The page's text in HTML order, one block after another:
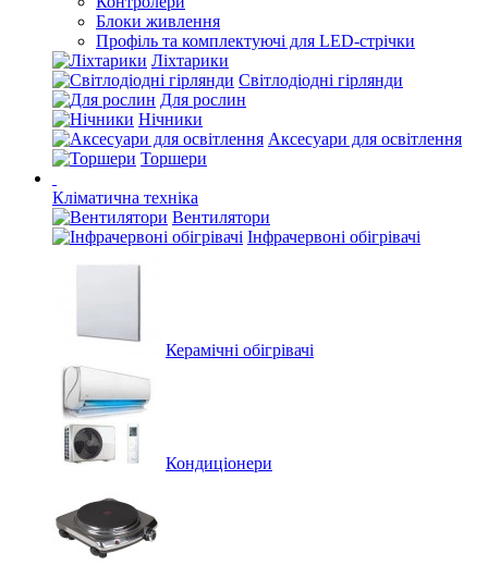
Блоки живлення
Профіль та комплектуючі для LED-стрічки
Ліхтарики
Світлодіодні гірлянди
Для рослин
Нічники
Аксесуари для освітлення
Торшери
Кліматична техніка
Вентилятори
Інфрачервоні обігрівачі
Керамічні обігрівачі
Кондиціонери